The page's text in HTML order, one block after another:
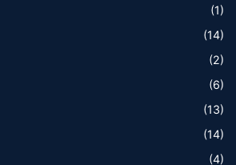
(1)
(14)
(2)
(6)
(13)
(14)
(4)